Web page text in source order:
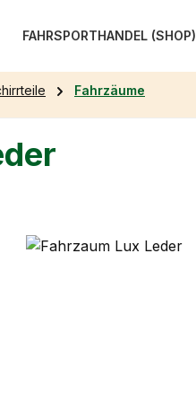
FAHRSPORTHANDEL (SHOP)
Fahrzäume